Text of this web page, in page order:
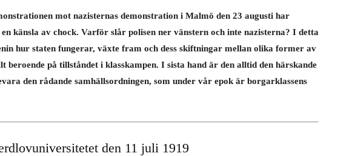
mot nazisternas demonstration i Malmö den 23 augusti har
känsla av chock. Varför slår polisen ner vänstern och inte nazisterna? I detta
hur staten fungerar, växte fram och dess skiftningar mellan olika former av
beroende på tillståndet i klasskampen. I sista hand är den alltid den härskande
den rådande samhällsordningen, som under vår epok är borgarklassens
den 11 juli 1919